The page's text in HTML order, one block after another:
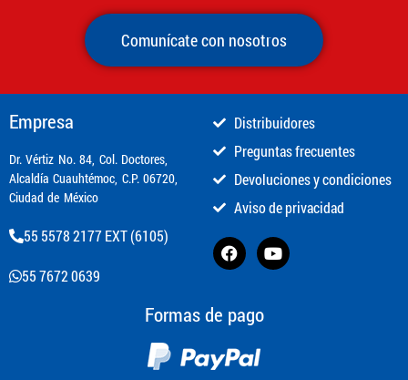
Comunícate con nosotros
Empresa
​Dr. Vértiz No. 84, Col. Doctores,
Alcaldía Cuauhtémoc, C.P. 06720,
Ciudad de México
55 5578 2177 EXT (6105)
55 7672 0639
Distribuidores
Preguntas frecuentes
Devoluciones y condiciones
Aviso de privacidad
Formas de pago